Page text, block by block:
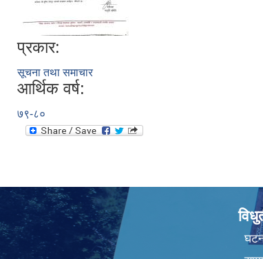
प्रकार:
सूचना तथा समाचार
आर्थिक वर्ष:
७९-८०